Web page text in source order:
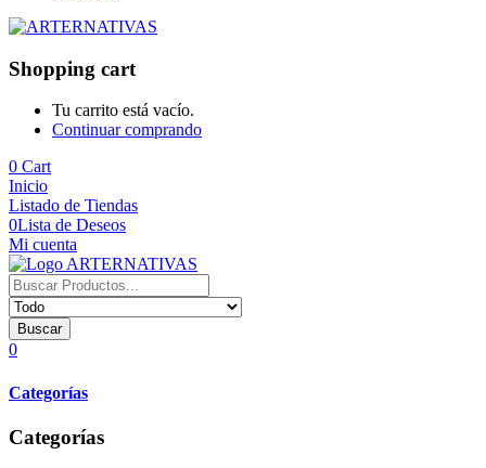
Shopping cart
Tu carrito está vacío.
Continuar comprando
0 Cart
Inicio
Listado de Tiendas
0Lista de Deseos
Mi cuenta
Buscar
0
Categorías
Categorías